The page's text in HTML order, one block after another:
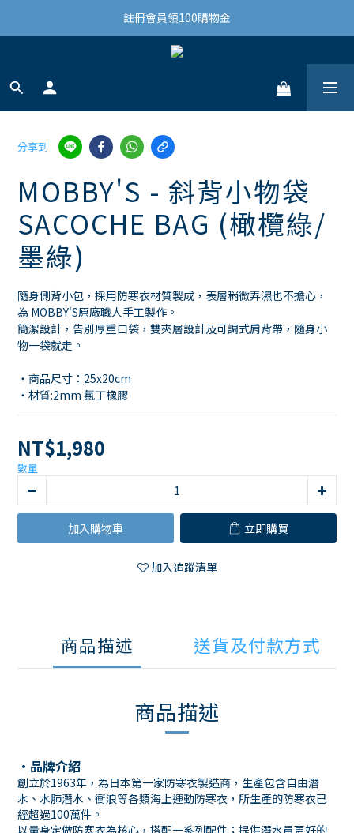
結帳滿3,000免運(限台灣)
註冊會員領100購物金
結帳滿3,000免運(限台灣)
分享到
MOBBY'S - 斜背小物袋
SACOCHE BAG (橄欖綠/
墨綠)
隨身側背小包，採用防寒衣材質製成，表層稍微弄濕也不擔心，
為 MOBBY'S原廠職人手工製作。
簡潔設計，告別厚重口袋，雙夾層設計及可調式肩背帶，隨身小
物一袋就走。
・商品尺寸：25x20cm
・材質:2mm 氯丁橡膠
NT$1,980
數量
加入購物車 立即購買
加入追蹤清單
商品描述 送貨及付款方式
商品描述
・品牌介紹
創立於1963年，為日本第一家防寒衣製造商，生產包含自由潛
水、水肺潛水、衝浪等各類海上運動防寒衣，所生產的防寒衣已
經超過100萬件。